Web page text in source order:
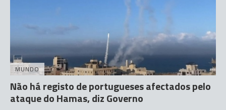
MUNDO
Não há registo de portugueses afectados pelo
ataque do Hamas, diz Governo